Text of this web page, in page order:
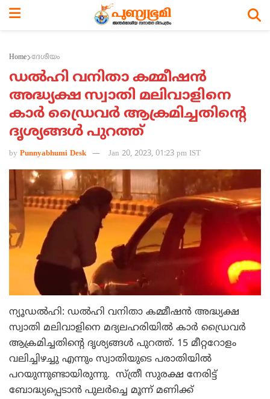
Home ദേശീയം
ഡല്‍ഹി വനിതാ കമ്മീഷന്‍
അദ്ധ്യക്ഷ സ്വാതി മലിവാളിനെ
കാര്‍ ഡ്രൈവര്‍ ആക്രമിച്ചതിന്റെ
ദൃശ്യങ്ങള്‍ പുറത്ത്
by Punnyabhumi Desk Jan 20, 2023, 01:23 pm IST
ന്യൂഡല്‍ഹി: ഡല്‍ഹി വനിതാ കമ്മീഷന്‍ അദ്ധ്യക്ഷ
സ്വാതി മലിവാളിനെ മദ്യലഹരിയില്‍ കാര്‍ ഡ്രൈവര്‍
ആക്രമിച്ചതിന്റെ ദൃശ്യങ്ങള്‍ പുറത്ത്. 15 മീറ്ററോളം
വലിച്ചിഴച്ചു എന്നും സ്വാതിയുടെ പരാതിയില്‍
പറയുന്നുണ്ടായിരുന്നു. സ്ത്രീ സുരക്ഷ നേരിട്ട്
ബോദ്ധ്യപ്പെടാന്‍ പുലര്‍ച്ചെ മൂന്ന് മണിക്ക്